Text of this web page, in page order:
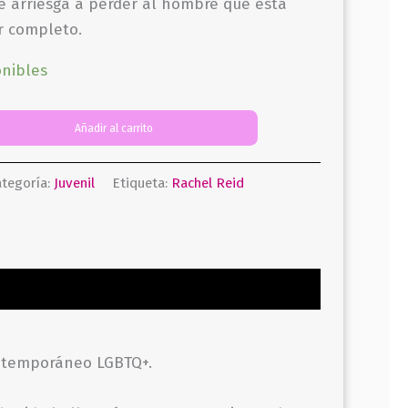
completo.
Añadir al carrito
Juvenil Etiqueta: Rachel Reid
LGBTQ+.